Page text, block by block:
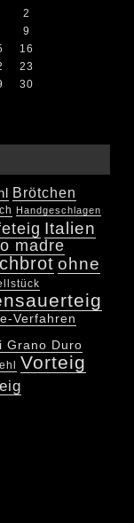
2
9
16
23
30
Brötchen
Handgeschlagen
Italien
madre
ohne
Verfahren
Grano Duro
Vorteig